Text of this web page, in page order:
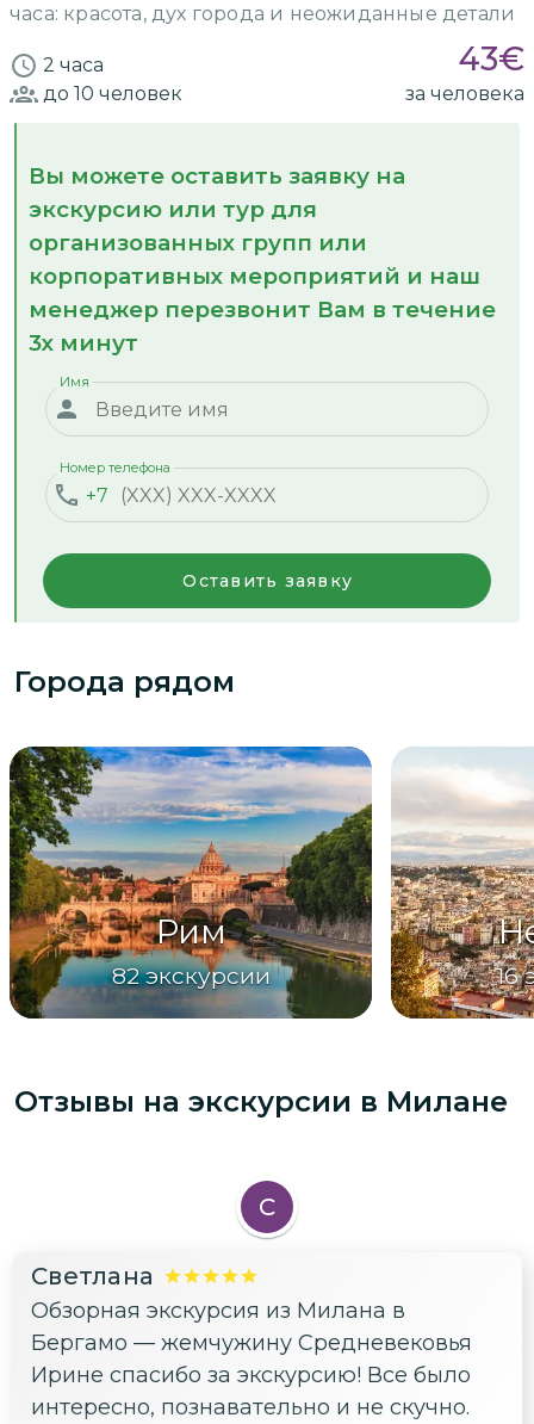
часа: красота, дух города и неожиданные детали
2 часа 43€
до 10 человек за человека
Вы можете оставить заявку на
экскурсию или тур для
организованных групп или
корпоративных мероприятий и наш
менеджер перезвонит Вам в течение
3х минут
Имя
+7
Номер телефона
Оставить заявку
Города рядом
Рим
82 экскурсии 16
Отзывы на экскурсии в Милане
С
Светлана
Обзорная экскурсия из Милана в
Бергамо — жемчужину Средневековья
Ирине спасибо за экскурсию! Все было
интересно, познавательно и не скучно.